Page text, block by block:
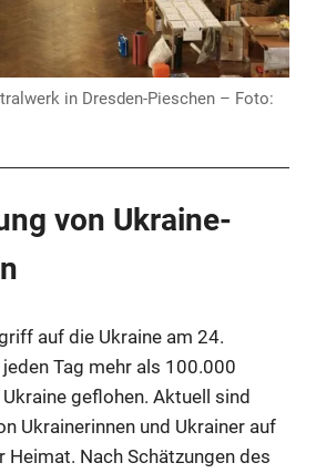
Anzeige
in Dresden-Pieschen – Foto:
von Ukraine-
auf die Ukraine am 24.
Tag mehr als 100.000
geflohen. Aktuell sind
Ukrainerinnen und Ukrainer auf
Heimat. Nach Schätzungen des